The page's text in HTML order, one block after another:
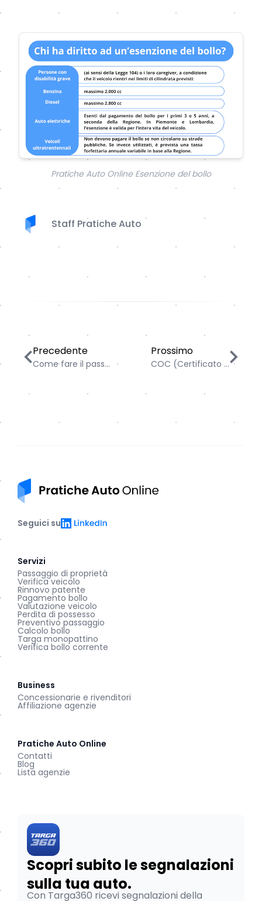
Pratiche Auto Online Esenzione del bollo
Staff Pratiche Auto
Come fare il passaggio di proprietà di un'auto
Precedente
Come fare il pass...
COC (Certificato di
Prossimo
COC (Certificato ...
LinkedIn
Seguici su
Servizi
Passaggio di proprietà
Verifica veicolo
Rinnovo patente
Pagamento bollo
Valutazione veicolo
Perdita di possesso
Preventivo passaggio
Calcolo bollo
Targa monopattino
Verifica bollo corrente
Business
Concessionarie e rivenditori
Affiliazione agenzie
Pratiche Auto Online
Contatti
Blog
Lista agenzie
Scopri subito le segnalazioni
sulla tua auto.
Con Targa360 ricevi segnalazioni della